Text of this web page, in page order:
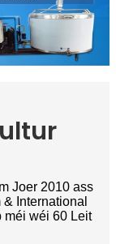
Joer 2010 ass
International
méi wéi 60 Leit